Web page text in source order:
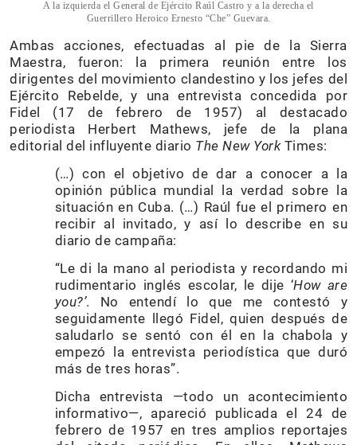
A la izquierda el General de Ejército Raúl Castro y a la derecha el
Guerrillero Heroico Ernesto “Che” Guevara.
Ambas acciones, efectuadas al pie de la Sierra
Maestra, fueron: la primera reunión entre los
dirigentes del movimiento clandestino y los jefes del
Ejército Rebelde, y una entrevista concedida por
Fidel (17 de febrero de 1957) al destacado
periodista Herbert Mathews, jefe de la plana
editorial del influyente diario The New York Times:
(…) con el objetivo de dar a conocer a la
opinión pública mundial la verdad sobre la
situación en Cuba. (…) Raúl fue el primero en
recibir al invitado, y así lo describe en su
diario de campaña:
“Le di la mano al periodista y recordando mi
rudimentario inglés escolar, le dije ‘How are
you?’. No entendí lo que me contestó y
seguidamente llegó Fidel, quien después de
saludarlo se sentó con él en la chabola y
empezó la entrevista periodística que duró
más de tres horas”.
Dicha entrevista —todo un acontecimiento
informativo—, apareció publicada el 24 de
febrero de 1957 en tres amplios reportajes